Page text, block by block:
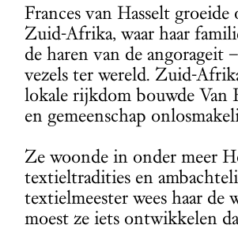
Frances van Hasselt
Zuid-Afrika, waar haar
de haren van de angorageit
vezels ter wereld. Zuid-
lokale rijkdom bouwde Van
en gemeenschap
Ze woonde in onder meer
textieltradities en
textielmeester wees haar de
moest ze iets ontwikkelen